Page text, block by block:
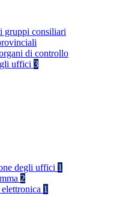
gruppi consiliari
di controllo
uffici 3
degli uffici 1
2
1